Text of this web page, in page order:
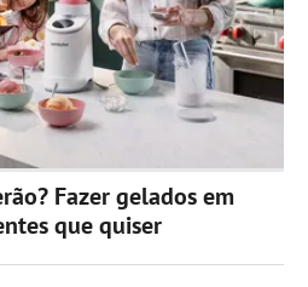
Fazer gelados em
que quiser